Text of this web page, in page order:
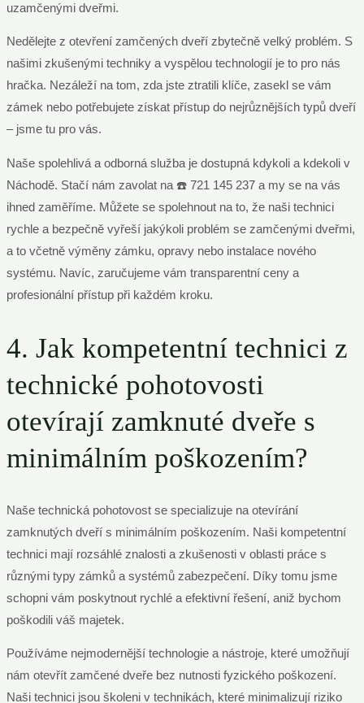
uzamčenými dveřmi.
Nedělejte z otevření zamčených dveří zbytečně velký problém. S
našimi zkušenými techniky a vyspělou technologií je to pro nás
hračka. Nezáleží na tom, zda jste ztratili klíče, zasekl se vám
zámek nebo potřebujete získat přístup do nejrůznějších typů dveří
– jsme tu pro vás.
Naše spolehlivá a odborná služba je dostupná kdykoli a kdekoli v
Náchodě. Stačí nám zavolat na ☎️ 721 145 237 a my se na vás
ihned zaměříme. Můžete se spolehnout na to, že naši technici
rychle a bezpečně vyřeší jakýkoli problém se zamčenými dveřmi,
a to včetně výměny zámku, opravy nebo instalace nového
systému. Navíc, zaručujeme vám transparentní ceny a
profesionální přístup při každém kroku.
4. Jak kompetentní technici z
technické pohotovosti
otevírají zamknuté dveře s
minimálním poškozením?
Naše technická pohotovost se specializuje na otevírání
zamknutých dveří s minimálním poškozením. Naši kompetentní
technici mají rozsáhlé znalosti a zkušenosti v oblasti práce s
různými typy zámků a systémů zabezpečení. Díky tomu jsme
schopni vám poskytnout rychlé a efektivní řešení, aniž bychom
poškodili váš majetek.
Používáme nejmodernější technologie a nástroje, které umožňují
nám otevřít zamčené dveře bez nutnosti fyzického poškození.
Naši technici jsou školeni v technikách, které minimalizují riziko